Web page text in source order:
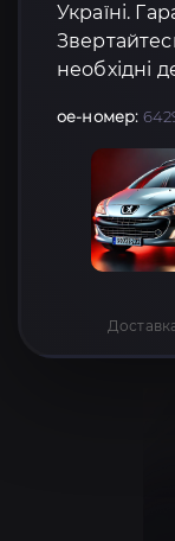
Україні.
необхідні
oe-номер: